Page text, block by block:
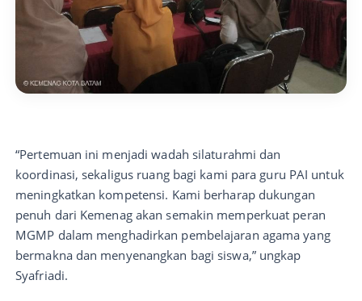
“Pertemuan ini menjadi wadah silaturahmi dan
koordinasi, sekaligus ruang bagi kami para guru PAI untuk
meningkatkan kompetensi. Kami berharap dukungan
penuh dari Kemenag akan semakin memperkuat peran
MGMP dalam menghadirkan pembelajaran agama yang
bermakna dan menyenangkan bagi siswa,” ungkap
Syafriadi.